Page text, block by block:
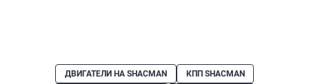
ДВИГАТЕЛИ НА SHACMAN
КПП SHACMAN